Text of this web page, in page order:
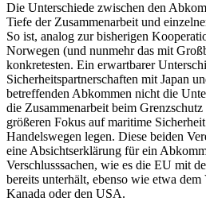
Die Unterschiede zwischen den
Tiefe der Zu­sammenarbeit und
So ist, analog zur bishe­rigen
Norwegen (und nunmehr das mit
konkretesten. Ein erwartbarer
Sicherheitspartnerschaften mit Japan
betreffenden Abkommen nicht die
die Zusammenarbeit beim
größeren Fokus auf maritime
Handelswegen legen. Diese beiden
eine Absichts­erklärung für ein
Verschlusssachen, wie es die EU mit
bereits unterhält, ebenso wie etwa
Kanada oder den USA.